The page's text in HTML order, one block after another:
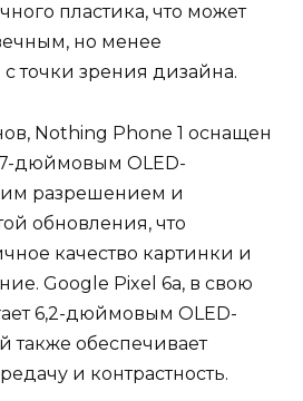
пластика, что может
но менее
точки зрения дизайна.
Nothing Phone 1 оснащен
дюймовым OLED-
разрешением и
обновления, что
качество картинки и
Google Pixel 6a, в свою
6,2-дюймовым OLED-
также обеспечивает
и контрастность.